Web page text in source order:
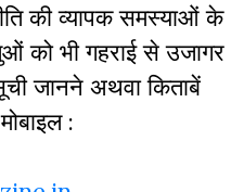
की व्‍यापक समस्‍याओं के
को भी गहराई से उजागर
जानने अथवा किताबें
: